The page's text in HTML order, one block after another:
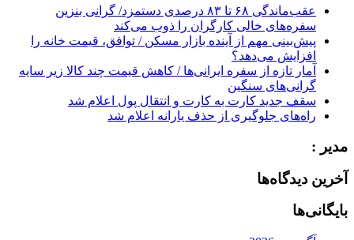
عقب‌ماندگی ۶۸ تا ۸۳ درصدی دستمزد/ گرانی بنزین
سفره‌های خالی کارگران را ذوب می‌کند
پیش‌بینی مهم از آینده بازار مسکن / توافق، قیمت خانه را
افزایش می‌دهد؟
آمار تازه از سفره ایرانی‌ها / کاهش قیمت چند کالا زیر سایه
گرانی‌های سنگین
سقف جدید کارت به کارت و انتقال پول اعلام شد
راه‌های جلوگیری از حذف یارانه اعلام شد
مدیر :
آخرین دیدگاه‌ها
بایگانی‌ها